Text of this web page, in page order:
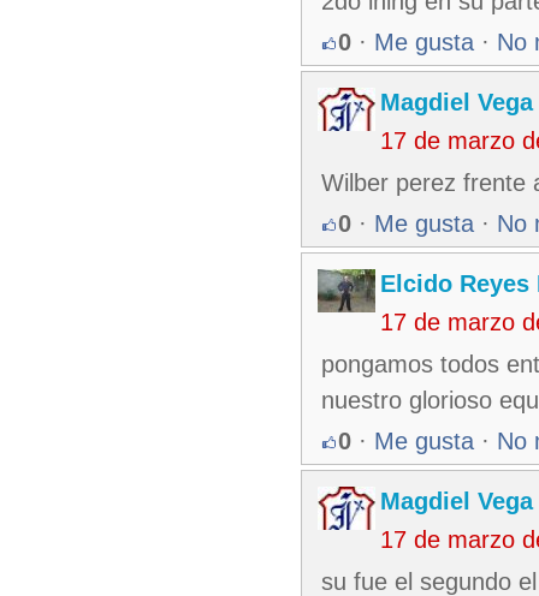
0 · Me gusta · No
Magdiel Vega
17 de marzo
Wilber perez frente
0 · Me gusta · No
Elcido Reyes
17 de marzo
pongamos todos
nuestro glorioso
0 · Me gusta · No
Magdiel Vega
17 de marzo
su fue el segundo